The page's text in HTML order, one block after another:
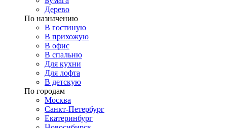
Дерево
По назначению
В гостиную
В прихожую
В офис
В спальню
Для кухни
Для лофта
В детскую
По городам
Москва
Санкт-Петербург
Екатеринбург